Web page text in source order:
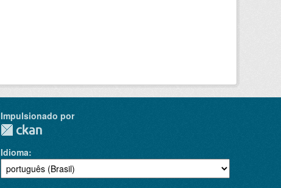
Impulsionado por
Idioma